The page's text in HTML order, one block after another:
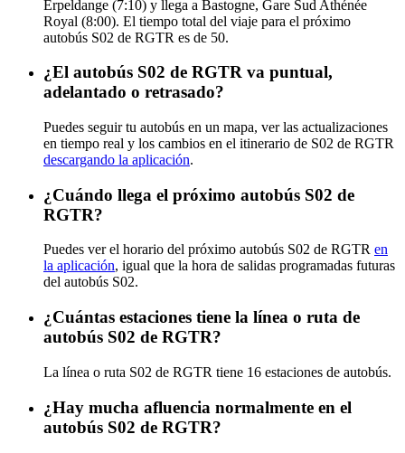
Erpeldange (7:10) y llega a Bastogne, Gare Sud Athénée
Royal (8:00). El tiempo total del viaje para el próximo
autobús S02 de RGTR es de 50.
¿El autobús S02 de RGTR va puntual,
adelantado o retrasado?
Puedes seguir tu autobús en un mapa, ver las actualizaciones
en tiempo real y los cambios en el itinerario de S02 de RGTR
descargando la aplicación.
¿Cuándo llega el próximo autobús S02 de
RGTR?
Puedes ver el horario del próximo autobús S02 de RGTR en
la aplicación, igual que la hora de salidas programadas futuras
del autobús S02.
¿Cuántas estaciones tiene la línea o ruta de
autobús S02 de RGTR?
La línea o ruta S02 de RGTR tiene 16 estaciones de autobús.
¿Hay mucha afluencia normalmente en el
autobús S02 de RGTR?